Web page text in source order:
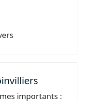
importants :